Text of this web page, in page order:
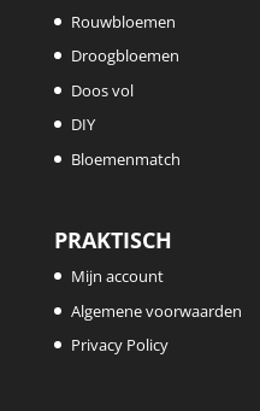
Rouwbloemen
Droogbloemen
Doos vol
DIY
Bloemenmatch
PRAKTISCH
Mijn account
Algemene voorwaarden
Privacy Policy